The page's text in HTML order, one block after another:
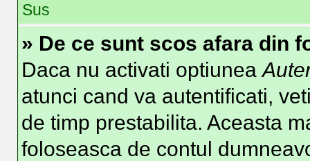
Sus
» De ce sunt scos afara din
Daca nu activati optiunea
atunci cand va autentificati,
de timp prestabilita. Aceasta
foloseasca de contul